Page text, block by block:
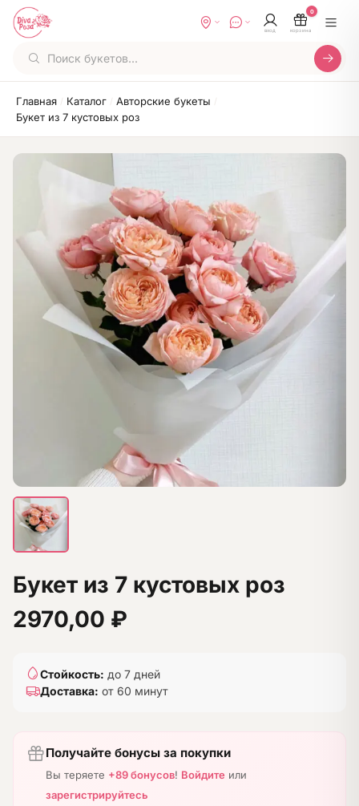
вход корзина
0
Главная / Каталог / Авторские букеты /
Букет из 7 кустовых роз
Букет из 7 кустовых роз
2970,00 ₽
Стойкость: до 7 дней
Доставка: от 60 минут
Получайте бонусы за покупки
Вы теряете +89 бонусов! Войдите или
зарегистрируйтесь